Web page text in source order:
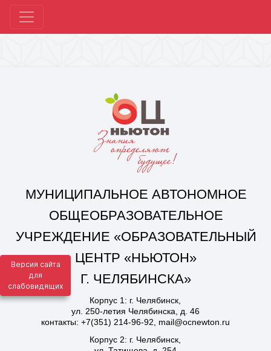
Версия сайта
для
слабовидящих
Корпус 1: г. Челябинск,
ул. 250-летия Челябинска, д. 46
Корпус 2: г. Челябинск,
контакты: +7(351) 214-97-92, mail@ocnewton.ru
МУНИЦИПАЛЬНОЕ АВТОНОМНОЕ
ОБЩЕОБРАЗОВАТЕЛЬНОЕ
УЧРЕЖДЕНИЕ «ОБРАЗОВАТЕЛЬНЫЙ
Г. ЧЕЛЯБИНСКА»